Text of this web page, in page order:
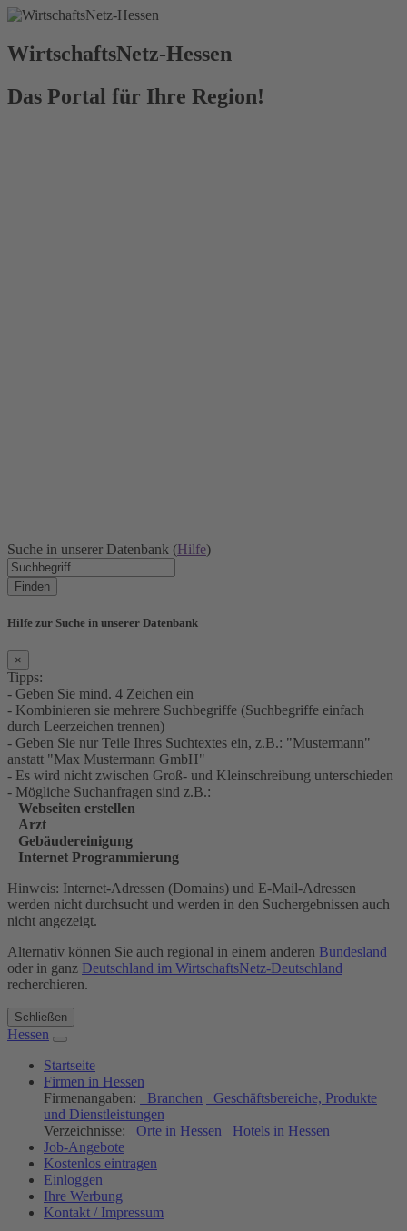
WirtschaftsNetz-Hessen
Das Portal für Ihre Region!
Suche in unserer Datenbank (Hilfe)
Finden
Hilfe zur Suche in unserer Datenbank
×
Tipps:
- Geben Sie mind. 4 Zeichen ein
- Kombinieren sie mehrere Suchbegriffe (Suchbegriffe einfach
durch Leerzeichen trennen)
- Geben Sie nur Teile Ihres Suchtextes ein, z.B.: "Mustermann"
anstatt "Max Mustermann GmbH"
- Es wird nicht zwischen Groß- und Kleinschreibung unterschieden
- Mögliche Suchanfragen sind z.B.:
Webseiten erstellen
Arzt
Gebäudereinigung
Internet Programmierung
Hinweis: Internet-Adressen (Domains) und E-Mail-Adressen
werden nicht durchsucht und werden in den Suchergebnissen auch
nicht angezeigt.
Alternativ können Sie auch regional in einem anderen Bundesland
oder in ganz Deutschland im WirtschaftsNetz-Deutschland
recherchieren.
Schließen
Hessen
Startseite
Firmen in Hessen
Firmenangaben:
Branchen
Geschäftsbereiche, Produkte
und Dienstleistungen
Verzeichnisse:
Orte in Hessen
Hotels in Hessen
Job-Angebote
Kostenlos eintragen
Einloggen
Ihre Werbung
Kontakt / Impressum